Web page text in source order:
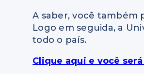
A saber, você também
Logo em seguida, a
todo o país.
Clique aqui e você